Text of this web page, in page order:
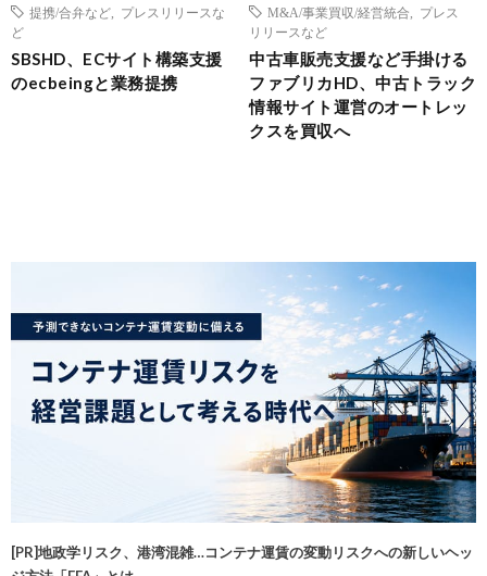
提携/合弁など
プレスリリースな
ど
SBSHD、ECサイト構築支援
のecbeingと業務提携
M&A/事業買収/経営統合
プレス
リリースなど
中古車販売支援など手掛ける
ファブリカHD、中古トラック
情報サイト運営のオートレッ
クスを買収へ
[PR]地政学リスク、港湾混雑…コンテナ運賃の変動リスクへの新しいヘッ